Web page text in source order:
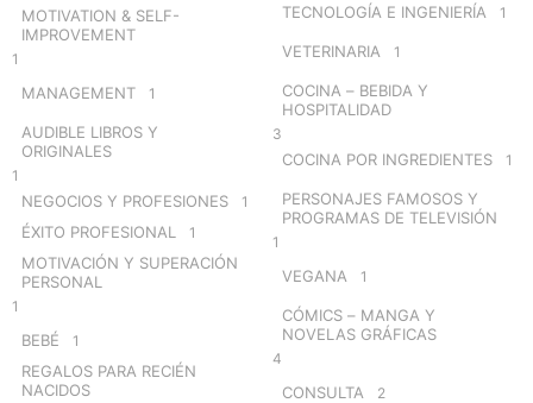
MOTIVATION & SELF-
IMPROVEMENT
1
MANAGEMENT 1
AUDIBLE LIBROS Y
ORIGINALES
1
NEGOCIOS Y PROFESIONES 1
ÉXITO PROFESIONAL 1
MOTIVACIÓN Y SUPERACIÓN
PERSONAL
1
BEBÉ 1
REGALOS PARA RECIÉN
NACIDOS
TECNOLOGÍA E INGENIERÍA 1
VETERINARIA 1
COCINA – BEBIDA Y
HOSPITALIDAD
3
COCINA POR INGREDIENTES 1
PERSONAJES FAMOSOS Y
PROGRAMAS DE TELEVISIÓN
1
VEGANA 1
CÓMICS – MANGA Y
NOVELAS GRÁFICAS
4
CONSULTA 2